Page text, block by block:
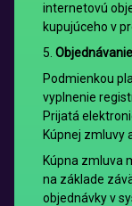
internetovú
kupujúceho v
5. Objednávanie
Podmienkou
vyplnenie
Prijatá
Kúpnej zmluvy
Kúpna zmluva
na základe
objednávky v